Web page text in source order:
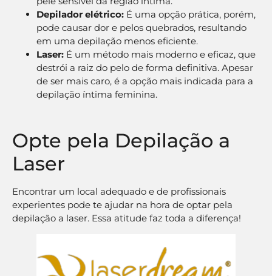
Depilador elétrico: É uma opção prática, porém,
pode causar dor e pelos quebrados, resultando
em uma depilação menos eficiente.
Laser: É um método mais moderno e eficaz, que
destrói a raiz do pelo de forma definitiva. Apesar
de ser mais caro, é a opção mais indicada para a
depilação íntima feminina.
Opte pela Depilação a
Laser
Encontrar um local adequado e de profissionais
experientes pode te ajudar na hora de optar pela
depilação a laser. Essa atitude faz toda a diferença!